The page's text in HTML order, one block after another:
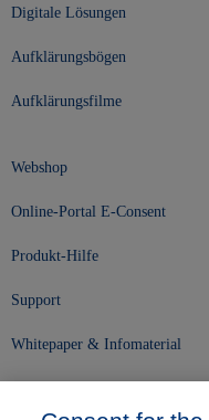
Digitale Lösungen
Aufklärungsbögen
Aufklärungsfilme
Webshop
Online-Portal E-Consent
Produkt-Hilfe
Support
Whitepaper & Infomaterial